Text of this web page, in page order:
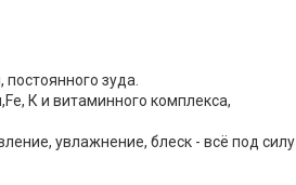
зуда.
К и витаминного комплекса,
увлажнение, блеск - всё под силу